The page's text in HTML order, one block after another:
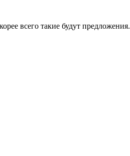
всего такие будут предложения.